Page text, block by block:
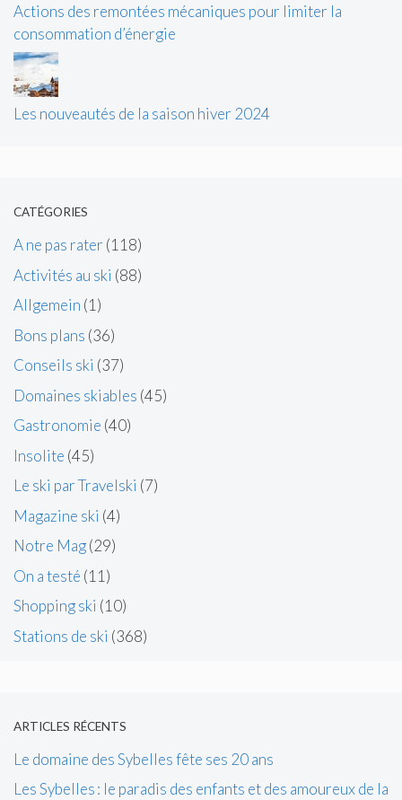
Actions des remontées mécaniques pour limiter la
consommation d’énergie
Les nouveautés de la saison hiver 2024
CATÉGORIES
A ne pas rater (118)
Activités au ski (88)
Allgemein (1)
Bons plans (36)
Conseils ski (37)
Domaines skiables (45)
Gastronomie (40)
Insolite (45)
Le ski par Travelski (7)
Magazine ski (4)
Notre Mag(29)
On a testé (11)
Shopping ski (10)
Stations de ski (368)
ARTICLES RÉCENTS
Le domaine des Sybelles fête ses 20 ans
Les Sybelles : le paradis des enfants et des amoureux de la